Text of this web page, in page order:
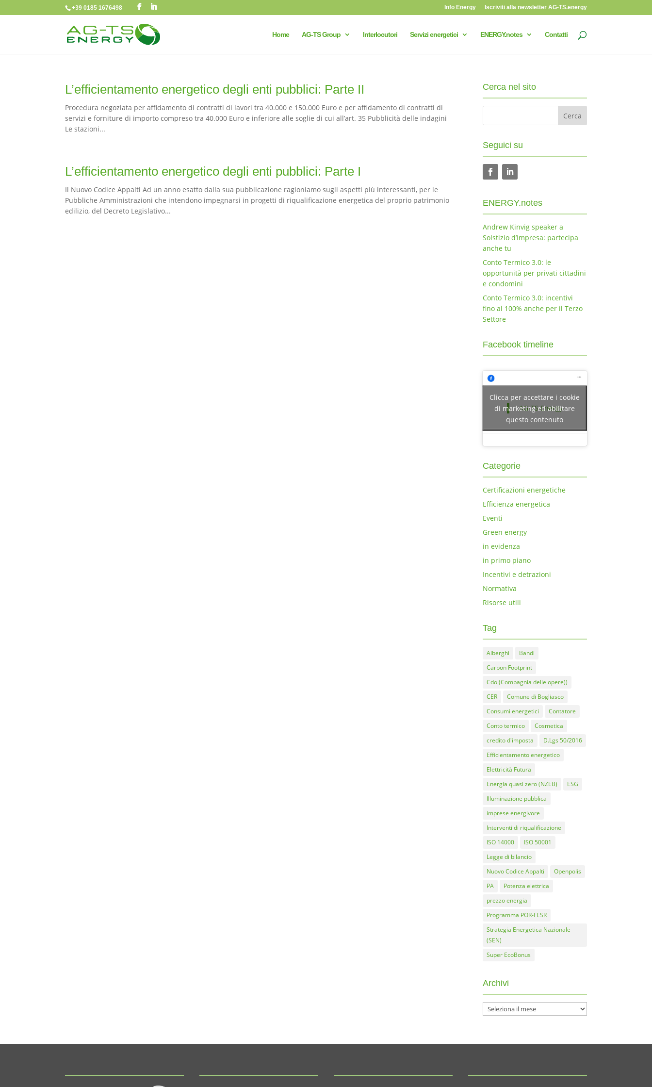
+39 0185 1676498 Info Energy Iscriviti alla newsletter AG-TS.energy
Home AG-TS Group Interlocutori Servizi energetici ENERGY.notes Contatti
L’efficientamento energetico degli enti pubblici: Parte II
Procedura negoziata per affidamento di contratti di lavori tra 40.000 e 150.000 Euro e per affidamento di contratti di
servizi e forniture di importo compreso tra 40.000 Euro e inferiore alle soglie di cui all’art. 35 Pubblicità delle indagini
Le stazioni...
L’efficientamento energetico degli enti pubblici: Parte I
Il Nuovo Codice Appalti Ad un anno esatto dalla sua pubblicazione ragioniamo sugli aspetti più interessanti, per le
Pubbliche Amministrazioni che intendono impegnarsi in progetti di riqualificazione energetica del proprio patrimonio
edilizio, del Decreto Legislativo...
Cerca nel sito
Seguici su
ENERGY.notes
Andrew Kinvig speaker a
Solstizio d’Impresa: partecipa
anche tu
Conto Termico 3.0: le
opportunità per privati cittadini
e condomini
Conto Termico 3.0: incentivi
fino al 100% anche per il Terzo
Settore
Facebook timeline
AG-TS Energy
Clicca per accettare i cookie
di marketing ed abilitare
questo contenuto
Categorie
Certificazioni energetiche
Efficienza energetica
Eventi
Green energy
in evidenza
in primo piano
Incentivi e detrazioni
Normativa
Risorse utili
Tag
Alberghi
Bandi
Carbon Footprint
Cdo (Compagnia delle opere))
CER
Comune di Bogliasco
Consumi energetici
Contatore
Conto termico
Cosmetica
credito d'imposta
D.Lgs 50/2016
Efficientamento energetico
Elettricità Futura
Energia quasi zero (NZEB)
ESG
Illuminazione pubblica
imprese energivore
Interventi di riqualificazione
ISO 14000
ISO 50001
Legge di bilancio
Nuovo Codice Appalti
Openpolis
PA
Potenza elettrica
prezzo energia
Programma POR-FESR
Strategia Energetica Nazionale
(SEN)
Super EcoBonus
Archivi
Archivi